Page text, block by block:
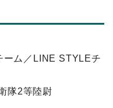
ーム／LINE STYLEチ
隊2等陸尉